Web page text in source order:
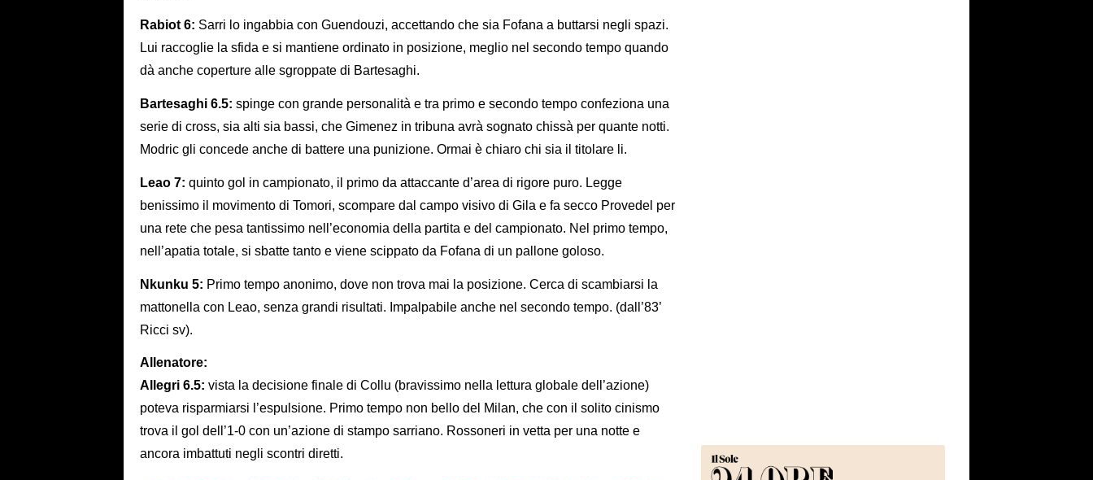
Rabiot 6: Sarri lo ingabbia con Guendouzi, accettando che sia Fofana a buttarsi negli spazi.
Lui raccoglie la sfida e si mantiene ordinato in posizione, meglio nel secondo tempo quando
dà anche coperture alle sgroppate di Bartesaghi.
Bartesaghi 6.5: spinge con grande personalità e tra primo e secondo tempo confeziona una
serie di cross, sia alti sia bassi, che Gimenez in tribuna avrà sognato chissà per quante notti.
Modric gli concede anche di battere una punizione. Ormai è chiaro chi sia il titolare li.
Leao 7: quinto gol in campionato, il primo da attaccante d’area di rigore puro. Legge
benissimo il movimento di Tomori, scompare dal campo visivo di Gila e fa secco Provedel per
una rete che pesa tantissimo nell’economia della partita e del campionato. Nel primo tempo,
nell’apatia totale, si sbatte tanto e viene scippato da Fofana di un pallone goloso.
Nkunku 5: Primo tempo anonimo, dove non trova mai la posizione. Cerca di scambiarsi la
mattonella con Leao, senza grandi risultati. Impalpabile anche nel secondo tempo. (dall’83’
Ricci sv).
Allenatore:
Allegri 6.5: vista la decisione finale di Collu (bravissimo nella lettura globale dell’azione)
poteva risparmiarsi l’espulsione. Primo tempo non bello del Milan, che con il solito cinismo
trova il gol dell’1-0 con un’azione di stampo sarriano. Rossoneri in vetta per una notte e
ancora imbattuti negli scontri diretti.